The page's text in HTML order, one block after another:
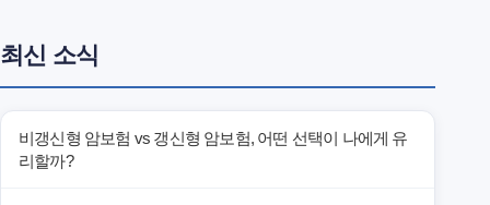
최신 소식
비갱신형 암보험 vs 갱신형 암보험, 어떤 선택이 나에게 유
리할까?